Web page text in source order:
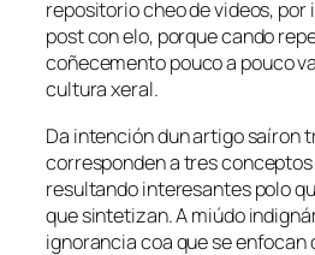
repositorio cheo de videos, por
post con elo, porque cando
coñecemento pouco a pouco
cultura xeral.
Da intención dun artigo saíron
corresponden a tres
resultando interesantes polo
que sintetizan. A miúdo
ignorancia coa que se enfocan